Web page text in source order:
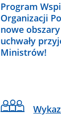
Program
Organizacji
nowe
uchwały
Ministrów!